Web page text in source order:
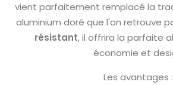
vient parfaitement remplacé la
aluminium doré que l'on retrouve
résistant, il offrira la parfaite
économie et
Les avantages :